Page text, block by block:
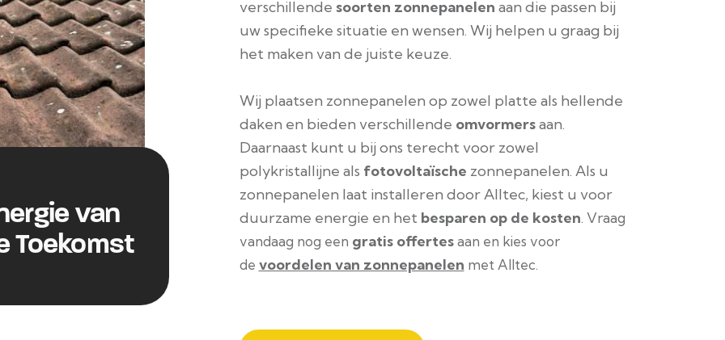
van
Toekomst
verschillende soorten zonnepanelen aan die passen bij
uw specifieke situatie en wensen. Wij helpen u graag bij
het maken van de juiste keuze.
Wij plaatsen zonnepanelen op zowel platte als hellende
daken en bieden verschillende omvormersaan.
Daarnaast kunt u bij ons terecht voor zowel
polykristallijne als fotovoltaïsche zonnepanelen. Als u
zonnepanelen laat installeren door Alltec, kiest u voor
duurzame energie en het besparen op de kosten. Vraag
vandaag nog een gratis offertesaan en kies voor
de voordelen van zonnepanelen met Alltec.